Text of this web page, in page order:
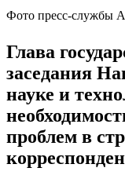
Фото пресс-службы
Глава
заседания
науке и
проблем в